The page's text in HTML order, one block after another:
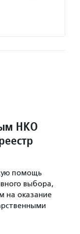
НКО
помощь
выбора,
на оказание